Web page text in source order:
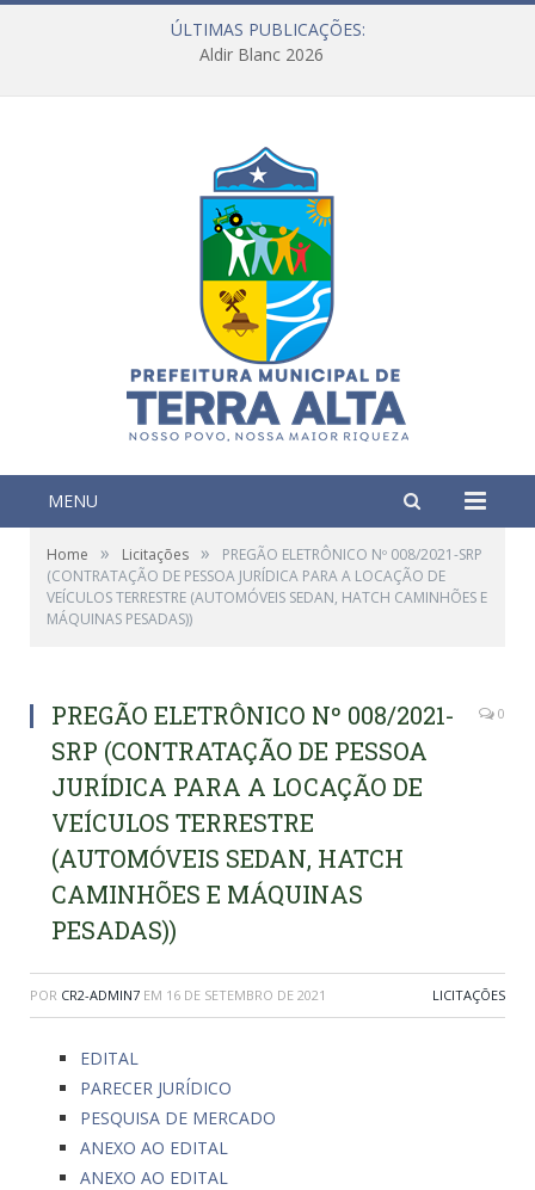
ÚLTIMAS PUBLICAÇÕES:
Aldir Blanc 2026
MENU
Home » Licitações »
PREGÃO ELETRÔNICO Nº 008/2021-SRP
(CONTRATAÇÃO DE PESSOA JURÍDICA PARA A LOCAÇÃO DE
VEÍCULOS TERRESTRE (AUTOMÓVEIS SEDAN, HATCH CAMINHÕES E
MÁQUINAS PESADAS))
PREGÃO ELETRÔNICO Nº 008/2021-
SRP (CONTRATAÇÃO DE PESSOA
JURÍDICA PARA A LOCAÇÃO DE
VEÍCULOS TERRESTRE
(AUTOMÓVEIS SEDAN, HATCH
CAMINHÕES E MÁQUINAS
PESADAS))
0
POR CR2-ADMIN7 EM 16 DE SETEMBRO DE 2021 LICITAÇÕES
EDITAL
PARECER JURÍDICO
PESQUISA DE MERCADO
ANEXO AO EDITAL
ANEXO AO EDITAL